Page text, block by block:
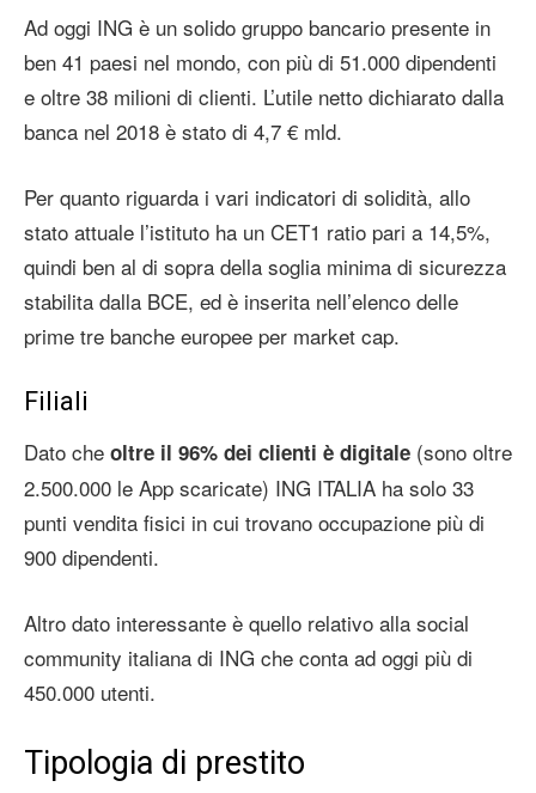
Ad oggi ING è un solido gruppo bancario presente in
ben 41 paesi nel mondo, con più di 51.000 dipendenti
e oltre 38 milioni di clienti. L’utile netto dichiarato dalla
banca nel 2018 è stato di 4,7 € mld.
Per quanto riguarda i vari indicatori di solidità, allo
stato attuale l’istituto ha un CET1 ratio pari a 14,5%,
quindi ben al di sopra della soglia minima di sicurezza
stabilita dalla BCE, ed è inserita nell’elenco delle
prime tre banche europee per market cap.
Filiali
Dato che oltre il 96% dei clienti è digitale (sono oltre
2.500.000 le App scaricate) ING ITALIA ha solo 33
punti vendita fisici in cui trovano occupazione più di
900 dipendenti.
Altro dato interessante è quello relativo alla social
community italiana di ING che conta ad oggi più di
450.000 utenti.
Tipologia di prestito